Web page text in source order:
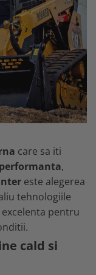
care sa iti
performanta,
este alegerea
tehnologiile
pentru
cald si